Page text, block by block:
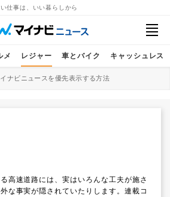
仕事は、いい暮らしから
メ レジャー 車とバイク キャッシュレス
ナビニュースを優先表示する方法
高速道路には、実はいろんな工夫が施さ
な事実が隠されていたりします。連載コ